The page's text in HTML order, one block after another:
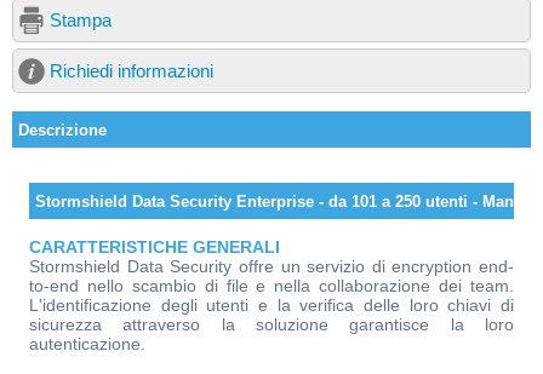
Stampa
Richiedi informazioni
Descrizione
Stormshield Data Security Enterprise - da 101 a 250 utenti -
CARATTERISTICHE GENERALI
Stormshield Data Security offre un servizio di encryption end-
to-end nello scambio di file e nella collaborazione dei team.
L'identificazione degli utenti e la verifica delle loro chiavi di
sicurezza attraverso la soluzione garantisce la loro
autenticazione.